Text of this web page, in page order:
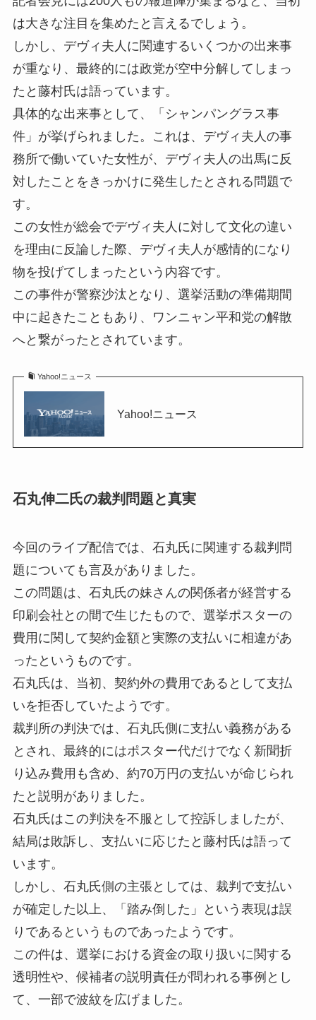
は大きな注目を集めたと言えるでしょう。
しかし、デヴィ夫人に関連するいくつかの出来事
が重なり、最終的には政党が空中分解してしまっ
たと藤村氏は語っています。
具体的な出来事として、「シャンパングラス事
件」が挙げられました。これは、デヴィ夫人の事
務所で働いていた女性が、デヴィ夫人の出馬に反
対したことをきっかけに発生したとされる問題で
す。
この女性が総会でデヴィ夫人に対して文化の違い
を理由に反論した際、デヴィ夫人が感情的になり
物を投げてしまったという内容です。
この事件が警察沙汰となり、選挙活動の準備期間
中に起きたこともあり、ワンニャン平和党の解散
へと繋がったとされています。
Yahoo!ニュース
Yahoo!ニュース
石丸伸二氏の裁判問題と真実
今回のライブ配信では、石丸氏に関連する裁判問
題についても言及がありました。
この問題は、石丸氏の妹さんの関係者が経営する
印刷会社との間で生じたもので、選挙ポスターの
費用に関して契約金額と実際の支払いに相違があ
ったというものです。
石丸氏は、当初、契約外の費用であるとして支払
いを拒否していたようです。
裁判所の判決では、石丸氏側に支払い義務がある
とされ、最終的にはポスター代だけでなく新聞折
り込み費用も含め、約70万円の支払いが命じられ
たと説明がありました。
石丸氏はこの判決を不服として控訴しましたが、
結局は敗訴し、支払いに応じたと藤村氏は語って
います。
しかし、石丸氏側の主張としては、裁判で支払い
が確定した以上、「踏み倒した」という表現は誤
りであるというものであったようです。
この件は、選挙における資金の取り扱いに関する
透明性や、候補者の説明責任が問われる事例とし
て、一部で波紋を広げました。